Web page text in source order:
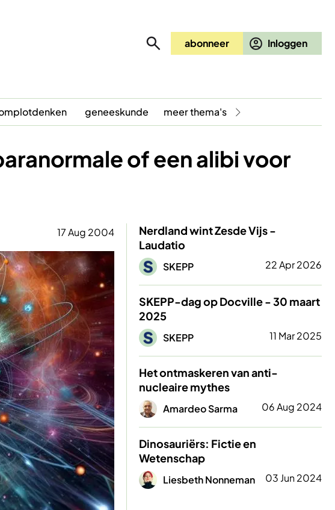
abonneer
geneeskunde meer thema's
of een alibi voor
17 Aug 2004
Nerdland wint Zesde Vijs -
Laudatio
Afbeelding
SKEPP 22 Apr 2026
SKEPP-dag op Docville - 30 maart
2025
Afbeelding
SKEPP 11 Mar 2025
Het ontmaskeren van anti-
nucleaire mythes
Afbeelding
Amardeo Sarma 06 Aug 2024
Dinosauriërs: Fictie en
Wetenschap
Afbeelding
Liesbeth Nonneman 03 Jun 2024